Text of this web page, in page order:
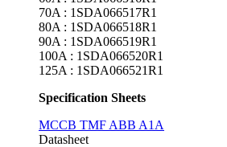
70A : 1SDA066517R1
80A : 1SDA066518R1
90A : 1SDA066519R1
100A : 1SDA066520R1
125A : 1SDA066521R1
Specification Sheets
MCCB TMF ABB A1A
Datasheet